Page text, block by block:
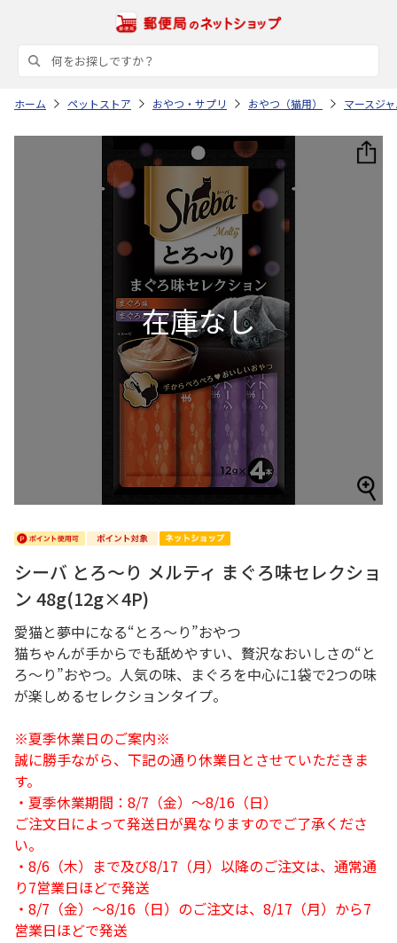
ホーム ペットストア おやつ・サプリ おやつ（猫用） マースジ
シーバ とろ～り メルティ まぐろ味セレクショ
ン 48g(12g×4P)
愛猫と夢中になる“とろ～り”おやつ
猫ちゃんが手からでも舐めやすい、贅沢なおいしさの“と
ろ～り”おやつ。人気の味、まぐろを中心に1袋で2つの味
が楽しめるセレクションタイプ。
※夏季休業日のご案内※
誠に勝手ながら、下記の通り休業日とさせていただきま
す。
・夏季休業期間：8/7（金）～8/16（日）
ご注文日によって発送日が異なりますのでご了承くださ
い。
・8/6（木）まで及び8/17（月）以降のご注文は、通常通
り7営業日ほどで発送
・8/7（金）～8/16（日）のご注文は、8/17（月）から7
営業日ほどで発送